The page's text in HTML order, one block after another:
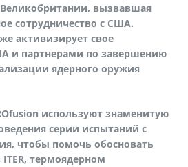
вызвавшая
сотрудничество с США.
активизирует свое
и партнерами по завершению
ядерного оружия
используют знаменитую
серии испытаний с
чтобы помочь обосновать
ITER, термоядерном